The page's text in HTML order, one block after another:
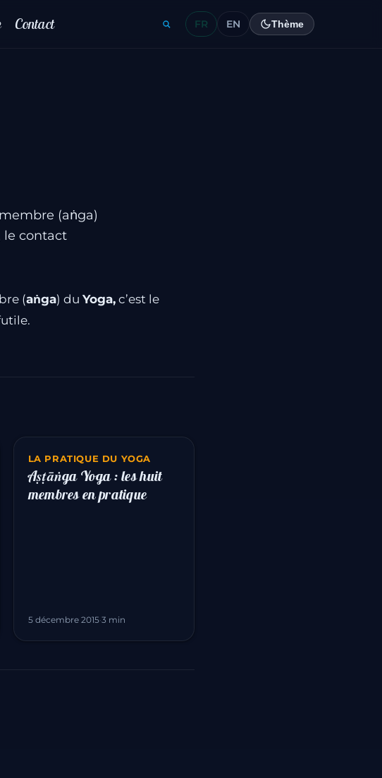
Contact FR EN Thème
(aṅga)
le contact
(aṅga) du Yoga, c’est le
LA PRATIQUE DU YOGA
Aṣṭāṅga Yoga : les huit
membres en pratique
5 décembre 2015·3 min